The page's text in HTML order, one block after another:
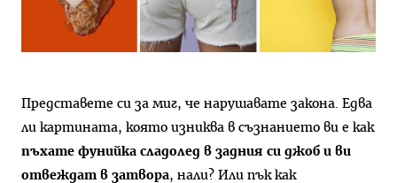
Представете си за миг, че нарушавате закона. Едва
ли картината, която изниква в съзнанието ви е как
пъхате фунийка сладолед в задния си джоб и ви
отвеждат в затвора, нали? Или пък как